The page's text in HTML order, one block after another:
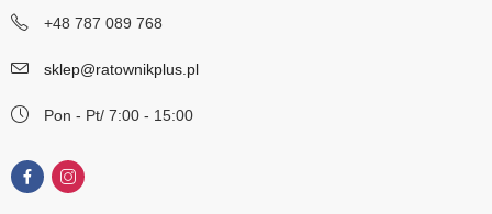
+48 787 089 768
sklep@ratownikplus.pl
Pon - Pt/ 7:00 - 15:00